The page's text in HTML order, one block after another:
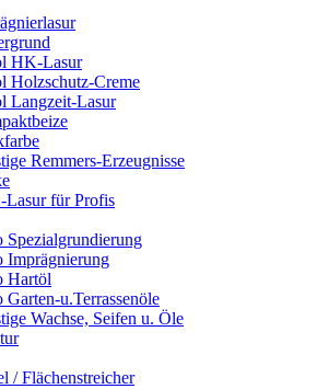
HK-Lasur
Holzschutz-Creme
Langzeit-Lasur
Remmers-Erzeugnisse
Lasur für Profis
Spezialgrundierung
Imprägnierung
Hartöl
Garten-u.Terrassenöle
Wachse, Seifen u. Öle
/ Flächenstreicher